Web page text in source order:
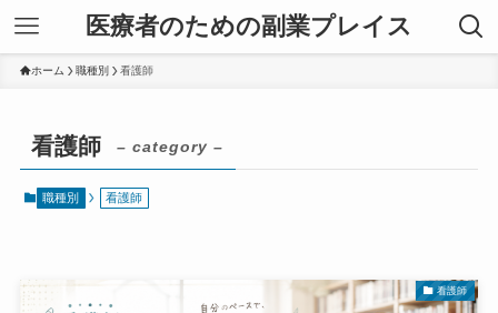
医療者のための副業プレイス
ホーム 職種別 看護師
看護師 – category –
職種別 看護師
看護師